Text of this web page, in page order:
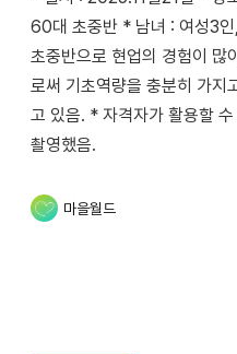
60대 초중반 * 남녀 : 여성3
초중반으로 현업의 경험이 많
로써 기초역량을 충분히 가
고 있음. * 자격자가 활용할
촬영했음.
마을월드